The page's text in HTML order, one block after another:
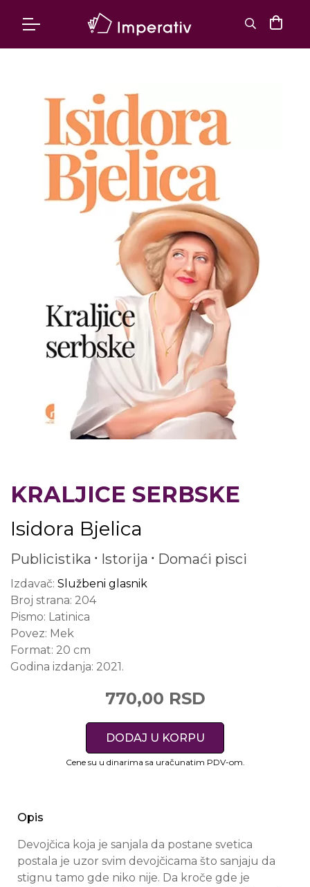
KRALJICE SERBSKE
Isidora Bjelica
Publicistika Istorija Domaći pisci
Izdavač: Službeni glasnik
Broj strana: 204
Pismo: Latinica
Povez: Mek
Format: 20 cm
Godina izdanja: 2021.
770,00 RSD
DODAJ U KORPU
Cene su u dinarima sa uračunatim PDV-om.
Opis
Devojčica koja je sanjala da postane svetica
postala je uzor svim devojčicama što sanjaju da
stignu tamo gde niko nije. Da kroče gde je